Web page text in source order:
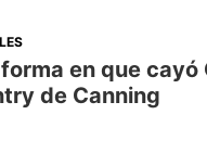
en que
de Canning